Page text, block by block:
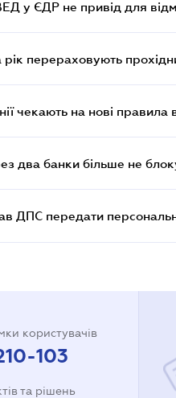
у ЄДР не привід для
рік перераховують
чекають на нові правила
два банки більше не
ДПС передати
користувачів
103
та рішень